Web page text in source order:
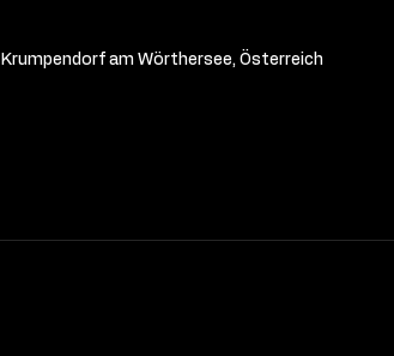
am Wörthersee, Österreich